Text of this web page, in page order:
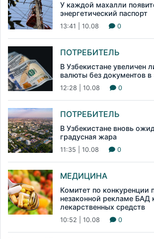
У каждой махалли
энергетический паспорт
13:41 | 10.08 0
ПОТРЕБИТЕЛЬ
В Узбекистане увеличен
валюты без документов в
12:28 | 10.08 0
ПОТРЕБИТЕЛЬ
В Узбекистане вновь
градусная жара
11:35 | 10.08 0
МЕДИЦИНА
Комитет по конкуренции
незаконной рекламе БАД
лекарственных средств
10:52 | 10.08 0